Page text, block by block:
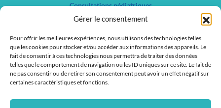
Gérer le consentement
Pour offrir les meilleures expériences, nous utilisons des technologies telles
que les cookies pour stocker et/ou accéder aux informations des appareils. Le
fait de consentir à ces technologies nous permettra de traiter des données
telles que le comportement de navigation ou les ID uniques sur ce site. Le fait de
ne pas consentir ou de retirer son consentement peut avoir un effet négatif sur
certaines caractéristiques et fonctions.
Consultations pédiatriques
Autres consultations gynécologiques
Nos spécialités
Liste des services
Liste des médecins
Actualités